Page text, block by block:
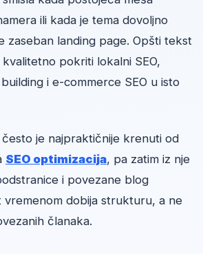
ili kada je tema dovoljno
zaseban landing page. Opšti tekst
pokriti lokalni SEO,
i e-commerce SEO u isto
je najpraktičnije krenuti od
SEO optimizacija, pa zatim iz nje
i povezane blog
vremenom dobija strukturu, a ne
članaka.